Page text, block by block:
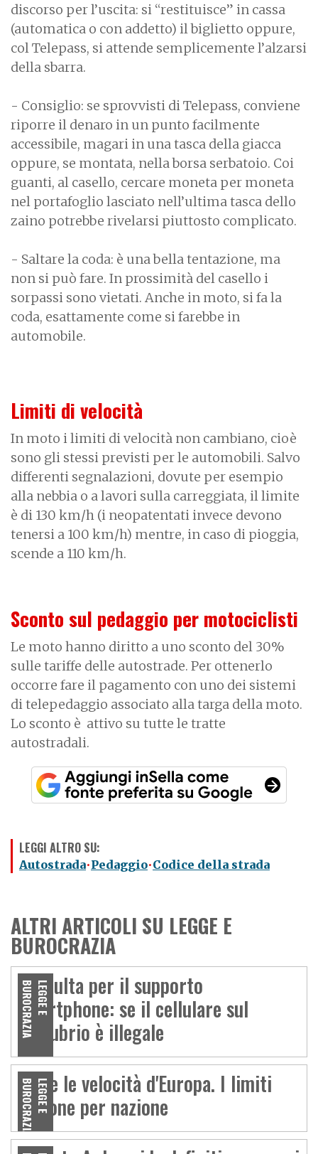
discorso per l’uscita: si “restituisce” in cassa
(automatica o con addetto) il biglietto oppure,
col Telepass, si attende semplicemente l’alzarsi
della sbarra.
- Consiglio: se sprovvisti di Telepass, conviene
riporre il denaro in un punto facilmente
accessibile, magari in una tasca della giacca
oppure, se montata, nella borsa serbatoio. Coi
guanti, al casello, cercare moneta per moneta
nel portafoglio lasciato nell’ultima tasca dello
zaino potrebbe rivelarsi piuttosto complicato.
- Saltare la coda: è una bella tentazione, ma
non si può fare. In prossimità del casello i
sorpassi sono vietati. Anche in moto, si fa la
coda, esattamente come si farebbe in
automobile.
Limiti di velocità
In moto i limiti di velocità non cambiano, cioè
sono gli stessi previsti per le automobili. Salvo
differenti segnalazioni, dovute per esempio
alla nebbia o a lavori sulla carreggiata, il limite
è di 130 km/h (i neopatentati invece devono
tenersi a 100 km/h) mentre, in caso di pioggia,
scende a 110 km/h.
Sconto sul pedaggio per motociclisti
Le moto hanno diritto a uno sconto del 30%
sulle tariffe delle autostrade. Per ottenerlo
occorre fare il pagamento con uno dei sistemi
di telepedaggio associato alla targa della moto.
Lo sconto è attivo su tutte le tratte
autostradali.
LEGGI ALTRO SU:
Autostrada Pedaggio Codice della strada
ALTRI ARTICOLI SU LEGGE E
BUROCRAZIA
L
E
G
G
E
E
B
U
R
O
C
R
A
Z
I
A
La multa per il supporto
smartphone: se il cellulare sul
manubrio è illegale
L
E
G
G
E
E
B
U
R
O
C
R
A
Z
I
A
Tutte le velocità d'Europa. I limiti
nazione per nazione